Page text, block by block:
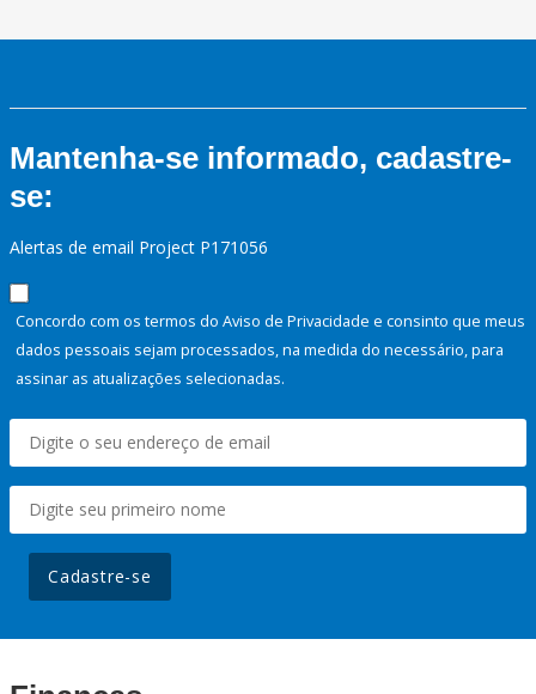
Mantenha-se informado, cadastre-
se:
Alertas de email Project P171056
Concordo com os termos do Aviso de Privacidade e consinto que meus
dados pessoais sejam processados, na medida do necessário, para
assinar as atualizações selecionadas.
Cadastre-se